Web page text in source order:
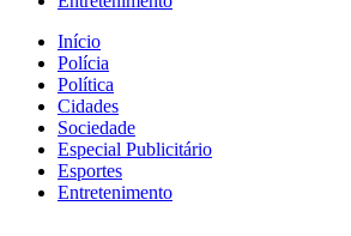
Início
Polícia
Política
Cidades
Sociedade
Especial Publicitário
Esportes
Entretenimento